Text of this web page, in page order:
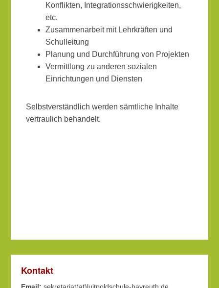
Konflikten, Integrationsschwierigkeiten,
etc.
Zusammenarbeit mit Lehrkräften und
Schulleitung
Planung und Durchführung von Projekten
Vermittlung zu anderen sozialen
Einrichtungen und Diensten
Selbstverständlich werden sämtliche Inhalte
vertraulich behandelt.
Kontakt